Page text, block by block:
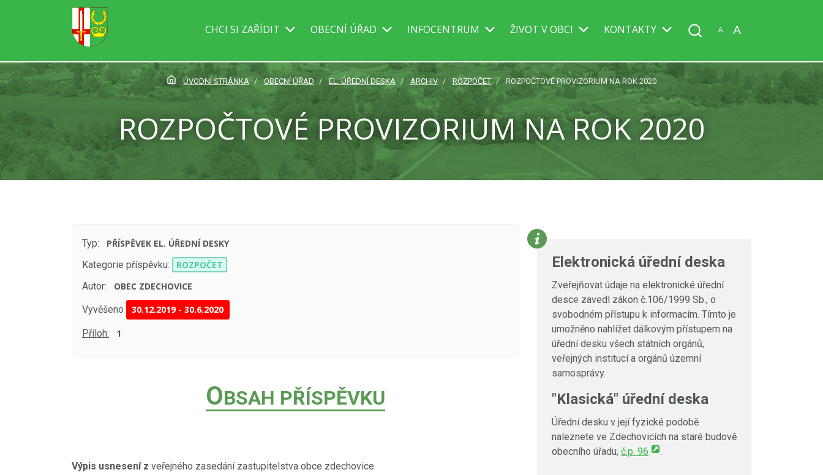
CHCI SI ZAŘÍDIT OBECNÍ ÚŘAD INFOCENTRUM ŽIVOT V OBCI KONTAKTY A A
ÚVODNÍ STRÁNKA OBECNÍ ÚŘAD EL. ÚŘEDNÍ DESKA ARCHIV ROZPOČET ROZPOČTOVÉ PROVIZORIUM NA ROK 2020
ROZPOČTOVÉ PROVIZORIUM NA ROK 2020
Typ:
PŘÍSPĚVEK EL. ÚŘEDNÍ DESKY
Kategorie příspěvku:
ROZPOČET
Autor:
OBEC ZDECHOVICE
Vyvěšeno 30.12.2019-30.6.2020
Příloh: 1
OBSAH PŘÍSPĚVKU
Výpis usnesení z veřejného zasedání zastupitelstva obce zdechovice
Elektronická úřední deska
Zveřejňovat údaje na elektronické úřední
desce zavedl zákon č.106/1999 Sb., o
svobodném přístupu k informacím. Tímto je
umožněno nahlížet dálkovým přístupem na
úřední desku všech státních orgánů,
veřejných institucí a orgánů územní
samosprávy.
"Klasická" úřední deska
Úřední desku v její fyzické podobě
naleznete ve Zdechovicích na staré budově
obecního úřadu, č.p. 96 .